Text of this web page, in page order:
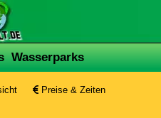
Wasserparks
Preise & Zeiten